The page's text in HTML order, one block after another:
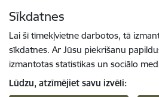
Sīkdatnes
Lai šī tīmekļvietne darbotos, tā
sīkdatnes. Ar Jūsu piekrišanu
izmantotas statistikas un sociālo
Lūdzu, atzīmējiet savu izvēli: